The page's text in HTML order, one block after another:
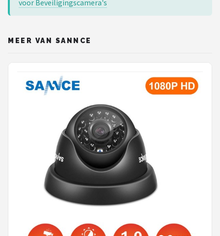
voor Beveiligingscamera's
MEER VAN SANNCE